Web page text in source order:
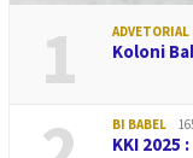
1 ADVETORIAL
Koloni
BI BABEL
KKI 2025